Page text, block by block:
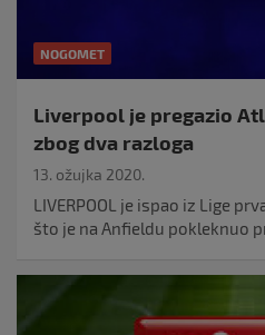
NOGOMET
Liverpool je pregazio
zbog dva razloga
13. ožujka 2020.
LIVERPOOL je ispao iz Lige
što je na Anfieldu pokleknuo